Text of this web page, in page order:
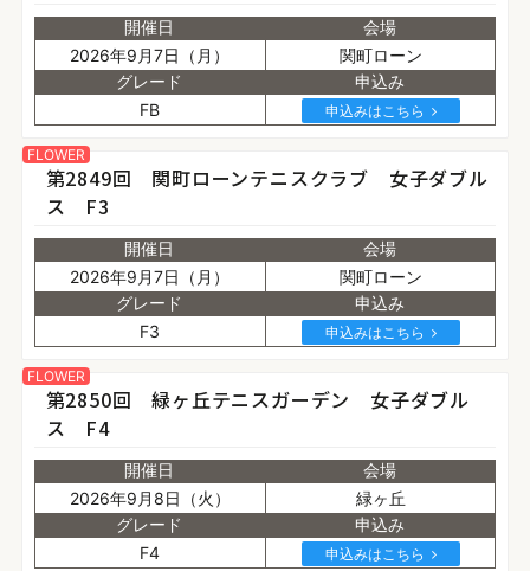
開催日
2026年9月7日（月）
会場
関町ローン
グレード
FB
申込み
申込みはこちら
第2849回 関町ローンテニスクラブ 女子ダブル
ス F3
開催日
2026年9月7日（月）
会場
関町ローン
グレード
F3
申込み
申込みはこちら
FLOWER
第2850回 緑ヶ丘テニスガーデン 女子ダブル
ス F4
開催日
2026年9月8日（火）
会場
緑ヶ丘
グレード
F4
申込み
申込みはこちら
FLOWER